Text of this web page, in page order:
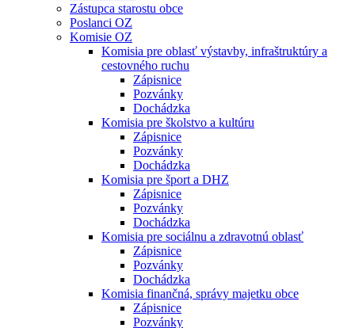
Zástupca starostu obce
Poslanci OZ
Komisie OZ
Komisia pre oblasť výstavby, infraštruktúry a
cestovného ruchu
Zápisnice
Pozvánky
Dochádzka
Komisia pre školstvo a kultúru
Zápisnice
Pozvánky
Dochádzka
Komisia pre šport a DHZ
Zápisnice
Pozvánky
Dochádzka
Komisia pre sociálnu a zdravotnú oblasť
Zápisnice
Pozvánky
Dochádzka
Komisia finančná, správy majetku obce
Zápisnice
Pozvánky